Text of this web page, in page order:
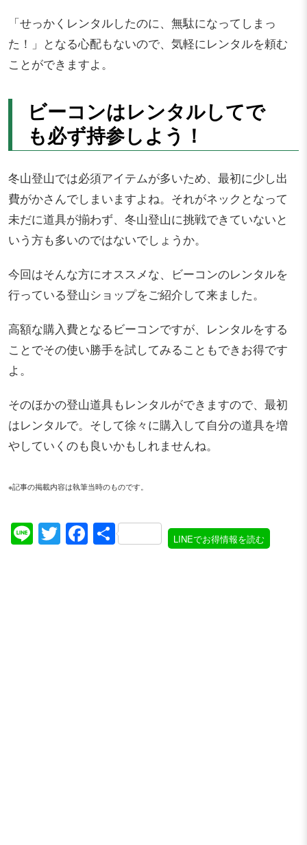
「せっかくレンタルしたのに、無駄になってしまっ
た！」となる心配もないので、気軽にレンタルを頼む
ことができますよ。
ビーコンはレンタルしてで
も必ず持参しよう！
冬山登山では必須アイテムが多いため、最初に少し出
費がかさんでしまいますよね。それがネックとなって
未だに道具が揃わず、冬山登山に挑戦できていないと
いう方も多いのではないでしょうか。
今回はそんな方にオススメな、ビーコンのレンタルを
行っている登山ショップをご紹介して来ました。
高額な購入費となるビーコンですが、レンタルをする
ことでその使い勝手を試してみることもできお得です
よ。
そのほかの登山道具もレンタルができますので、最初
はレンタルで。そして徐々に購入して自分の道具を増
やしていくのも良いかもしれませんね。
※記事の掲載内容は執筆当時のものです。
LineTwitter
Facebook
共
有
LINEでお得情報を読む